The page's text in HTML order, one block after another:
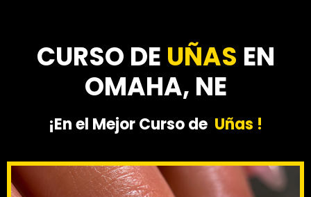
CURSO DE UÑAS EN
OMAHA, NE
¡En el Mejor Curso de Uñas !